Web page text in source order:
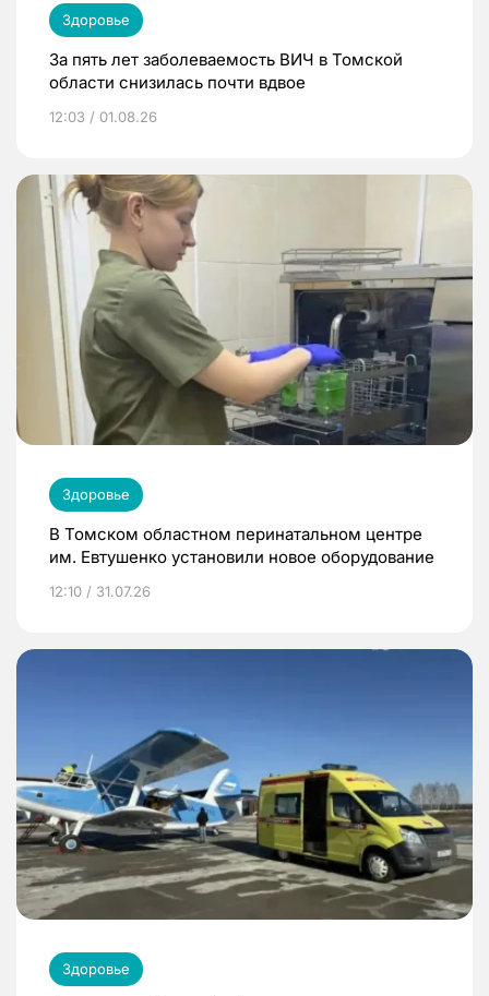
Здоровье
За пять лет заболеваемость ВИЧ в Томской
области снизилась почти вдвое
12:03 / 01.08.26
Здоровье
В Томском областном перинатальном центре
им. Евтушенко установили новое оборудование
12:10 / 31.07.26
Здоровье